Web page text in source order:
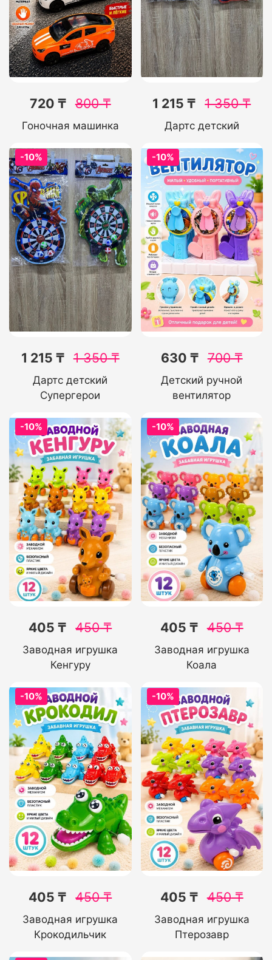
720 ₸ 800₸
Гоночная машинка
1 215 ₸ 1 350₸
Дартс детский
-10%
1 215 ₸ 1 350₸
Дартс детский
Супергерои
-10%
630 ₸ 700₸
Детский ручной
вентилятор
-10%
405 ₸ 450₸
Заводная игрушка
Кенгуру
-10%
405 ₸ 450₸
Заводная игрушка
Коала
-10%
405 ₸ 450₸
Заводная игрушка
Крокодильчик
-10%
405 ₸ 450₸
Заводная игрушка
Птерозавр